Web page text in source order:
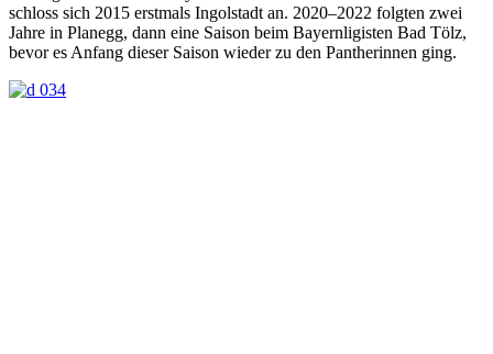
schloss sich 2015 erstmals Ingolstadt an. 2020–2022 folgten zwei
Jahre in Planegg, dann eine Saison beim Bayernligisten Bad Tölz,
bevor es Anfang dieser Saison wieder zu den Pantherinnen ging.